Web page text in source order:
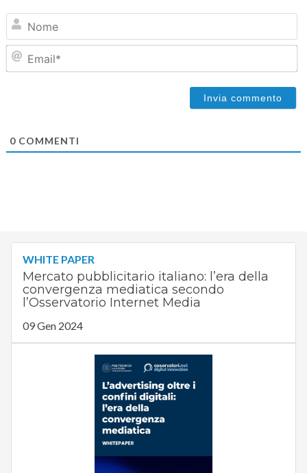
0COMMENTI
WHITE PAPER
Mercato pubblicitario italiano: l’era della
convergenza mediatica secondo
l’Osservatorio Internet Media
09 Gen 2024